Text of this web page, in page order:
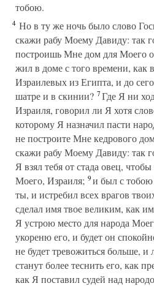
тобою.
4 Но в ту же ночь было слово
скажи рабу Моему Давиду: так
построишь Мне дом для Моего
жил в доме с того времени, как
Израилевых из Египта, и до
шатре и в скинии? 7Где Я ни
Израиля, говорил ли Я хотя
которому Я назначил пасти
не построите Мне кедрового
скажи рабу Моему Давиду: так
Я взял тебя от стада овец,
Моего, Израиля; 9и был с тобою
ты, и истребил всех врагов
сделал имя твое великим, как
Я устрою место для народа
укореню его, и будет он
не будет тревожиться больше,
станут более теснить его, как
как Я поставил судей над